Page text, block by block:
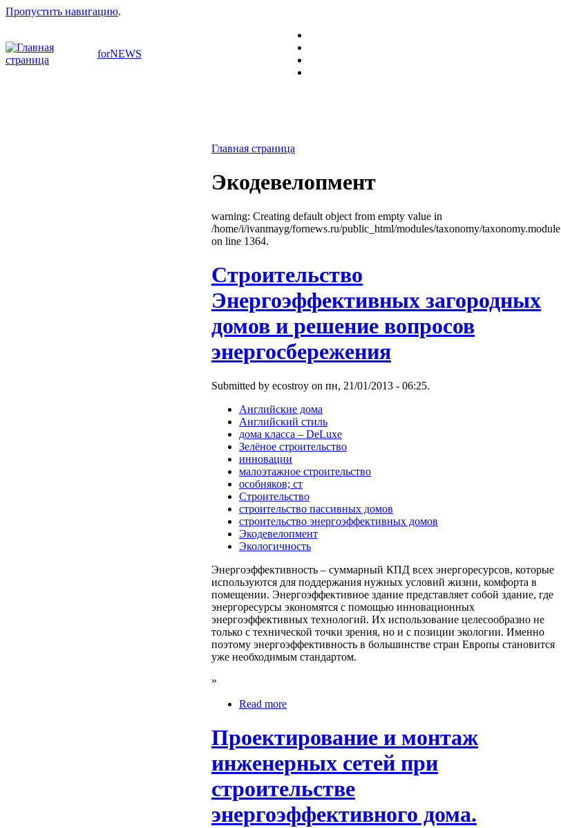
Пропустить навигацию.
forNEWS
Главная страница
Экодевелопмент
warning: Creating default object from empty value in
/home/i/ivanmayg/fornews.ru/public_html/modules/taxonomy/taxonomy.module
on line 1364.
Строительство
Энергоэффективных загородных
домов и решение вопросов
энергосбережения
Submitted by ecostroy on пн, 21/01/2013 - 06:25.
Английские дома
Английский стиль
дома класса – DeLuxe
Зелёное строительство
инновации
малоэтажное строительство
особняков; ст
Строительство
строительство пассивных домов
строительство энергоэффективных домов
Экодевелопмент
Экологичность
Энергоэффективность – суммарный КПД всех энергоресурсов, которые
используются для поддержания нужных условий жизни, комфорта в
помещении. Энергоэффективное здание представляет собой здание, где
энергоресурсы экономятся с помощью инновационных
энергоэффективных технологий. Их использование целесообразно не
только с технической точки зрения, но и с позиции экологии. Именно
поэтому энергоэффективность в большинстве стран Европы становится
уже необходимым стандартом.
»
Read more
Проектирование и монтаж
инженерных сетей при
строительстве
энергоэффективного дома.